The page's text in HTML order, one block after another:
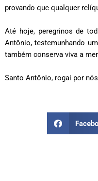
provando que qualquer
Até hoje, peregrinos de
Antônio, testemunhando
também conserva viva a
Santo Antônio, rogai por